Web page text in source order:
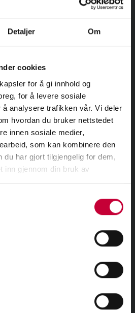
Detaljer Om
cookies
for å gi innhold og
for å levere sosiale
analysere trafikken vår. Vi deler
hvordan du bruker nettstedet
innen sosiale medier,
som kan kombinere den
du har gjort tilgjengelig for dem,
inn gjennom din bruk av
som internettavhengighet og
et satirisk blikk på motsetningen
versus